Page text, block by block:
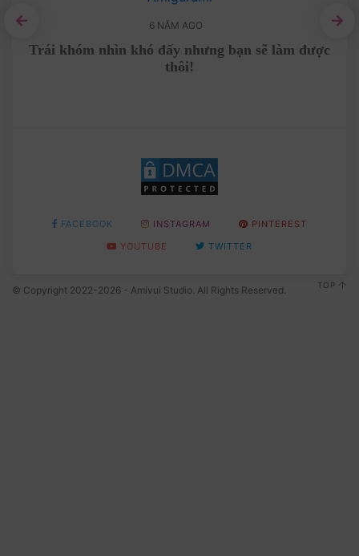
6 NĂM AGO
Trái khóm nhìn khó đấy nhưng bạn sẽ làm được
thôi!
FACEBOOK INSTAGRAM
PINTEREST
YOUTUBE
TWITTER
© Copyright 2022-2026 - Amivui Studio. All Rights Reserved. TOP